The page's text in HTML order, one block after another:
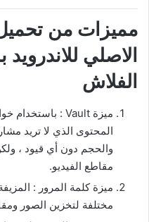
مميزات من
الاصلي
الفلاش
المحتوى الذي لا تريد
والحجم دون أي قيود ،
مقاطع الفيديو.
ميزة كلمة المرور :
مختلفة لتخزين الصور